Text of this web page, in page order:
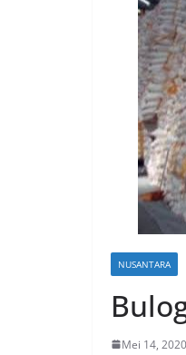
NUSANTARA
Mei 14, 2020